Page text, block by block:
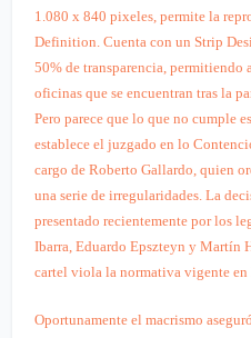
1.080 x 840 pixeles, permite la
Definition. Cuenta con un Strip
50% de transparencia, permitiendo
oficinas que se encuentran tras la
Pero parece que lo que no cumple
establece el juzgado en lo
cargo de Roberto Gallardo, quien
una serie de irregularidades. La
presentado recientemente por los
Ibarra, Eduardo Epszteyn y Martín
cartel viola la normativa vigente en
Oportunamente el macrismo